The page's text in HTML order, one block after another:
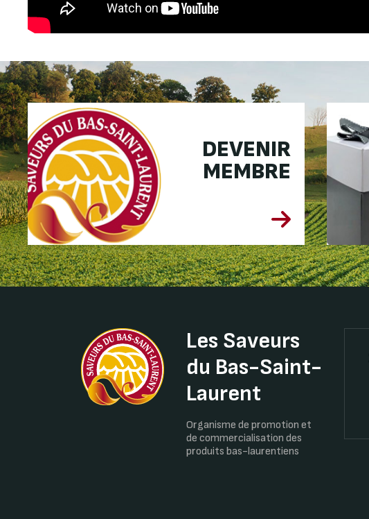
DEVENIR
MEMBRE
Les Saveurs
du Bas-Saint-
Laurent
Organisme de promotion et
de commercialisation des
produits bas-laurentiens